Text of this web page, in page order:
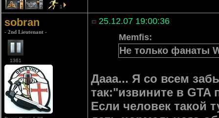
1 2 1
sobran
- 2nd Lieutenant -
1361
25.12.07 19:00:36
Memfis:
Не только фанаты
Дааа... Я со всем
так:"извините в GTA
Если человек такой